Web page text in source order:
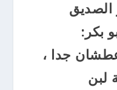
بكر:
عطشان جدا ،
لبن